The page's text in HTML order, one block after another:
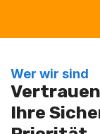
Wer wir sind
Ihre